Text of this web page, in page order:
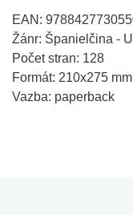
EAN:
Žánr: Španielčina -
Počet stran: 128
Formát: 210x275 mm
Vazba: paperback